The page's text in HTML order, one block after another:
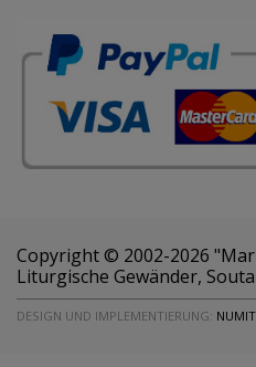
Copyright © 2002-2026
Liturgische Gewänder,
DESIGN UND IMPLEMENTIERUNG: